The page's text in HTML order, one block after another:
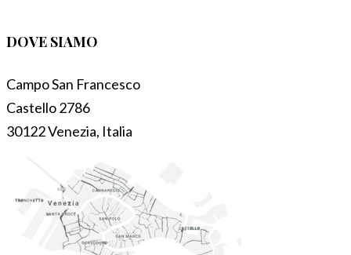
DOVE SIAMO
Campo San Francesco
Castello 2786
30122 Venezia, Italia